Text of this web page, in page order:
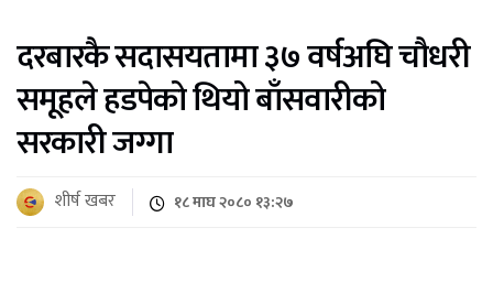
दरबारकै सदासयतामा ३७ वर्षअघि चौधरी
समूहले हडपेको थियो बाँसवारीको
सरकारी जग्गा
शीर्ष खबर १८ माघ २०८० १३:२७